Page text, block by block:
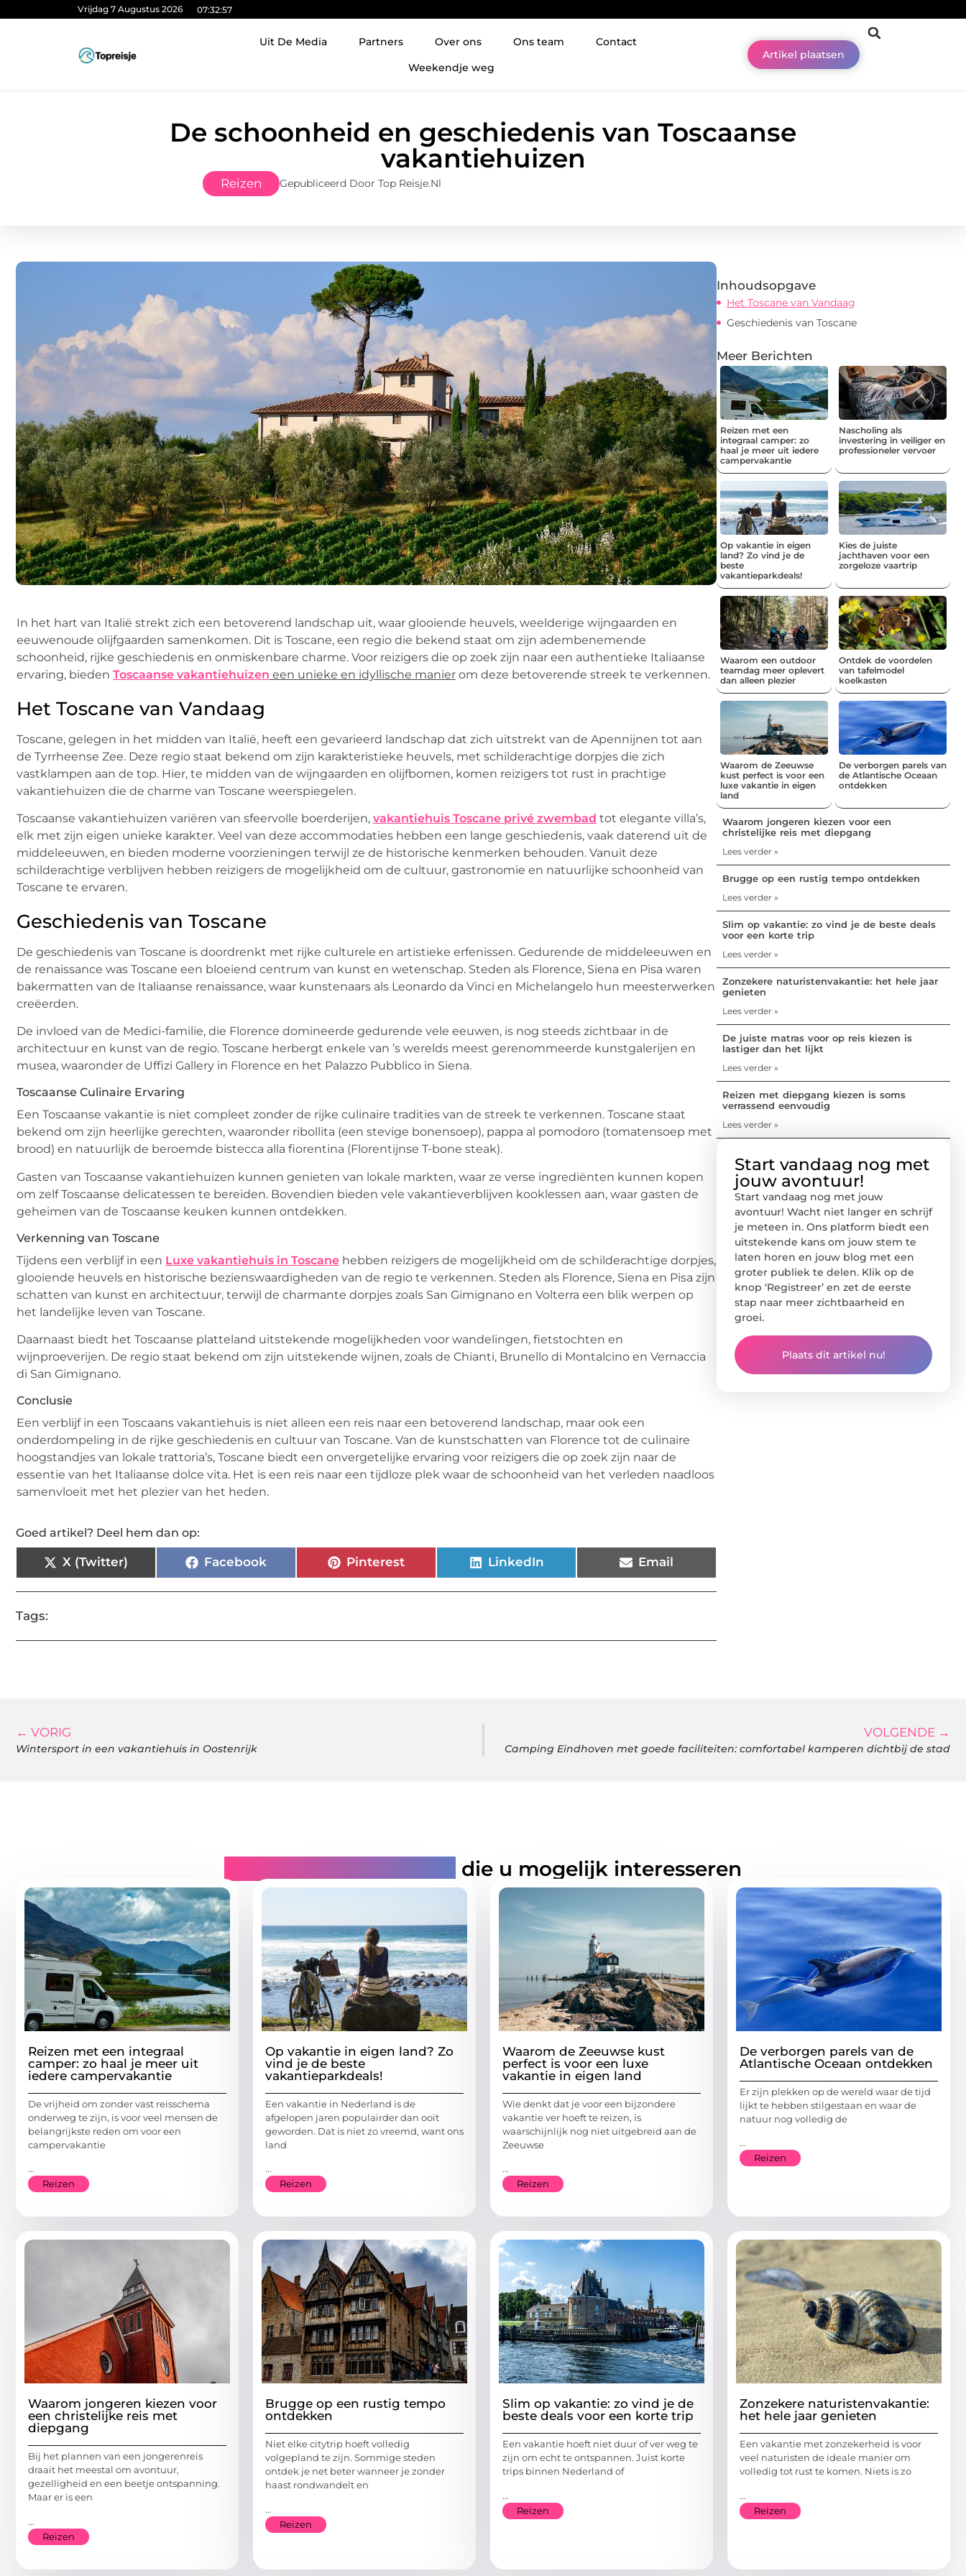
Vrijdag 7 Augustus 2026 07:32:58
Uit De Media Partners Over ons Ons team
Contact
Weekendje weg
Artikel plaatsen
De schoonheid en geschiedenis van Toscaanse
vakantiehuizen
Reizen Gepubliceerd Door Top Reisje.nl
In het hart van Italië strekt zich een betoverend landschap uit, waar glooiende heuvels, weelderige wijngaarden en
eeuwenoude olijfgaarden samenkomen. Dit is Toscane, een regio die bekend staat om zijn adembenemende
schoonheid, rijke geschiedenis en onmiskenbare charme. Voor reizigers die op zoek zijn naar een authentieke Italiaanse
ervaring, bieden Toscaanse vakantiehuizen een unieke en idyllische manier om deze betoverende streek te verkennen.
Het Toscane van Vandaag
Toscane, gelegen in het midden van Italië, heeft een gevarieerd landschap dat zich uitstrekt van de Apennijnen tot aan
de Tyrrheense Zee. Deze regio staat bekend om zijn karakteristieke heuvels, met schilderachtige dorpjes die zich
vastklampen aan de top. Hier, te midden van de wijngaarden en olijfbomen, komen reizigers tot rust in prachtige
vakantiehuizen die de charme van Toscane weerspiegelen.
Toscaanse vakantiehuizen variëren van sfeervolle boerderijen, vakantiehuis Toscane privé zwembad tot elegante villa’s,
elk met zijn eigen unieke karakter. Veel van deze accommodaties hebben een lange geschiedenis, vaak daterend uit de
middeleeuwen, en bieden moderne voorzieningen terwijl ze de historische kenmerken behouden. Vanuit deze
schilderachtige verblijven hebben reizigers de mogelijkheid om de cultuur, gastronomie en natuurlijke schoonheid van
Toscane te ervaren.
Geschiedenis van Toscane
De geschiedenis van Toscane is doordrenkt met rijke culturele en artistieke erfenissen. Gedurende de middeleeuwen en
de renaissance was Toscane een bloeiend centrum van kunst en wetenschap. Steden als Florence, Siena en Pisa waren
bakermatten van de Italiaanse renaissance, waar kunstenaars als Leonardo da Vinci en Michelangelo hun meesterwerken
creëerden.
De invloed van de Medici-familie, die Florence domineerde gedurende vele eeuwen, is nog steeds zichtbaar in de
architectuur en kunst van de regio. Toscane herbergt enkele van ’s werelds meest gerenommeerde kunstgalerijen en
musea, waaronder de Uffizi Gallery in Florence en het Palazzo Pubblico in Siena.
Toscaanse Culinaire Ervaring
Een Toscaanse vakantie is niet compleet zonder de rijke culinaire tradities van de streek te verkennen. Toscane staat
bekend om zijn heerlijke gerechten, waaronder ribollita (een stevige bonensoep), pappa al pomodoro (tomatensoep met
brood) en natuurlijk de beroemde bistecca alla fiorentina (Florentijnse T-bone steak).
Gasten van Toscaanse vakantiehuizen kunnen genieten van lokale markten, waar ze verse ingrediënten kunnen kopen
om zelf Toscaanse delicatessen te bereiden. Bovendien bieden vele vakantieverblijven kooklessen aan, waar gasten de
geheimen van de Toscaanse keuken kunnen ontdekken.
Verkenning van Toscane
Tijdens een verblijf in een Luxe vakantiehuis in Toscane hebben reizigers de mogelijkheid om de schilderachtige dorpjes,
glooiende heuvels en historische bezienswaardigheden van de regio te verkennen. Steden als Florence, Siena en Pisa zijn
schatten van kunst en architectuur, terwijl de charmante dorpjes zoals San Gimignano en Volterra een blik werpen op
het landelijke leven van Toscane.
Daarnaast biedt het Toscaanse platteland uitstekende mogelijkheden voor wandelingen, fietstochten en
wijnproeverijen. De regio staat bekend om zijn uitstekende wijnen, zoals de Chianti, Brunello di Montalcino en Vernaccia
di San Gimignano.
Conclusie
Een verblijf in een Toscaans vakantiehuis is niet alleen een reis naar een betoverend landschap, maar ook een
onderdompeling in de rijke geschiedenis en cultuur van Toscane. Van de kunstschatten van Florence tot de culinaire
hoogstandjes van lokale trattoria’s, Toscane biedt een onvergetelijke ervaring voor reizigers die op zoek zijn naar de
essentie van het Italiaanse dolce vita. Het is een reis naar een tijdloze plek waar de schoonheid van het verleden naadloos
samenvloeit met het plezier van het heden.
Goed artikel? Deel hem dan op:
X (Twitter) Facebook Pinterest LinkedIn Email
Tags:
Inhoudsopgave
Het Toscane van Vandaag
Geschiedenis van Toscane
Meer Berichten
Reizen met een
integraal camper: zo
haal je meer uit iedere
campervakantie
Nascholing als
investering in veiliger en
professioneler vervoer
Op vakantie in eigen
land? Zo vind je de
beste
vakantieparkdeals!
Kies de juiste
jachthaven voor een
zorgeloze vaartrip
Waarom een outdoor
teamdag meer oplevert
dan alleen plezier
Ontdek de voordelen
van tafelmodel
koelkasten
Waarom de Zeeuwse
kust perfect is voor een
luxe vakantie in eigen
land
De verborgen parels van
de Atlantische Oceaan
ontdekken
Waarom jongeren kiezen voor een
christelijke reis met diepgang
Lees verder »
Brugge op een rustig tempo ontdekken
Lees verder »
Slim op vakantie: zo vind je de beste deals
voor een korte trip
Lees verder »
Zonzekere naturistenvakantie: het hele jaar
genieten
Lees verder »
De juiste matras voor op reis kiezen is
lastiger dan het lijkt
Lees verder »
Reizen met diepgang kiezen is soms
verrassend eenvoudig
Lees verder »
Start vandaag nog met
jouw avontuur!
Start vandaag nog met jouw
avontuur! Wacht niet langer en schrijf
je meteen in. Ons platform biedt een
uitstekende kans om jouw stem te
laten horen en jouw blog met een
groter publiek te delen. Klik op de
knop ‘Registreer’ en zet de eerste
stap naar meer zichtbaarheid en
groei.
Plaats dit artikel nu!
← VORIG
Wintersport in een vakantiehuis in Oostenrijk
VOLGENDE →
Camping Eindhoven met goede faciliteiten: comfortabel kamperen dichtbij de stad
die u mogelijk interesseren
Reizen met een integraal
camper: zo haal je meer uit
iedere campervakantie
De vrijheid om zonder vast reisschema
onderweg te zijn, is voor veel mensen de
belangrijkste reden om voor een
campervakantie
...
Reizen
Op vakantie in eigen land? Zo
vind je de beste
vakantieparkdeals!
Een vakantie in Nederland is de
afgelopen jaren populairder dan ooit
geworden. Dat is niet zo vreemd, want ons
land
...
Reizen
Waarom de Zeeuwse kust
perfect is voor een luxe
vakantie in eigen land
Wie denkt dat je voor een bijzondere
vakantie ver hoeft te reizen, is
waarschijnlijk nog niet uitgebreid aan de
Zeeuwse
...
Reizen
De verborgen parels van de
Atlantische Oceaan ontdekken
Er zijn plekken op de wereld waar de tijd
lijkt te hebben stilgestaan en waar de
natuur nog volledig de
...
Reizen
Waarom jongeren kiezen voor
een christelijke reis met
diepgang
Bij het plannen van een jongerenreis
draait het meestal om avontuur,
gezelligheid en een beetje ontspanning.
Maar er is een
...
Reizen
Brugge op een rustig tempo
ontdekken
Niet elke citytrip hoeft volledig
volgepland te zijn. Sommige steden
ontdek je net beter wanneer je zonder
haast rondwandelt en
...
Reizen
Slim op vakantie: zo vind je de
beste deals voor een korte trip
Een vakantie hoeft niet duur of ver weg te
zijn om echt te ontspannen. Juist korte
trips binnen Nederland of
...
Reizen
Zonzekere naturistenvakantie:
het hele jaar genieten
Een vakantie met zonzekerheid is voor
veel naturisten de ideale manier om
volledig tot rust te komen. Niets is zo
...
Reizen